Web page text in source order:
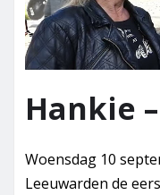
Hankie
Woensdag 10
Leeuwarden de